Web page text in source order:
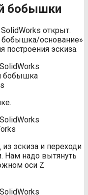
бобышки
открыт.
бобышка/основание»
построения эскиза.
бобышка
эскиза и переходи
Нам надо вытянуть
оси Z